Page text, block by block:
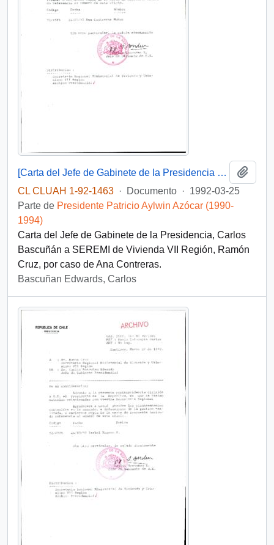
[Carta del Jefe de Gabinete de la Presidencia a SEREMI de Vivienda VII Región]
CL CLUAH 1-92-1463 · Documento · 1992-03-25
Parte de Presidente Patricio Aylwin Azócar (1990-
1994)
Carta del Jefe de Gabinete de la Presidencia, Carlos
Bascuñán a SEREMI de Vivienda VII Región, Ramón
Cruz, por caso de Ana Contreras.
Bascuñan Edwards, Carlos